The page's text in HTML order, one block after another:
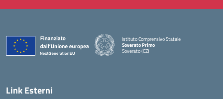
Istituto Comprensivo Statale
Soverato Primo
Soverato (CZ)
Link Esterni